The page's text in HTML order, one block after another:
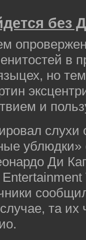
без
в
но
и
слухи
Ди
та их